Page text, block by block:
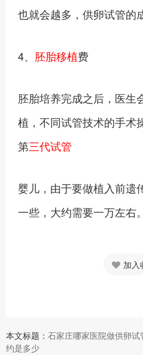
也就会越多，供卵试管的
4、 胚胎移植费
胚胎培养完成之后，医生
植，不同试管技术的手术
第三代试管
婴儿，由于要做植入前遗
一些，大约需要一万左右。
加入
本文标题： 石家庄哪家医院做供卵
约是多少